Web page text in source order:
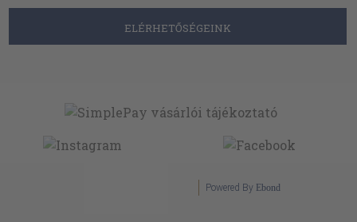
ELÉRHETŐSÉGEINK
Powered By Ebond